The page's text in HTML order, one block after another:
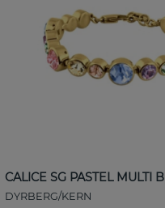
CALICE SG PASTEL MULTI
DYRBERG/KERN